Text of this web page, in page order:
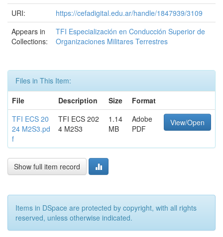
URI:
https://cefadigital.edu.ar/handle/1847939/3109
Appears in
Collections:
TFI Especialización en Conducción Superior de
Organizaciones Militares Terrestres
Files in This Item:
File
Description Size
Format
TFI ECS 20
24 M2S3.pd
f
TFI ECS 202
4 M2S3
1.14
MB
Adobe
PDF
View/Open
Show full item record
Items in DSpace are protected by copyright, with all rights
reserved, unless otherwise indicated.